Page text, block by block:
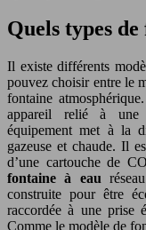
Quels types
Il existe différents
pouvez choisir entre le
fontaine
appareil relié à une
équipement met à la
gazeuse et chaude. Il
d’une cartouche de
fontaine à eau
construite pour être
raccordée à une prise
Comme le modèle de